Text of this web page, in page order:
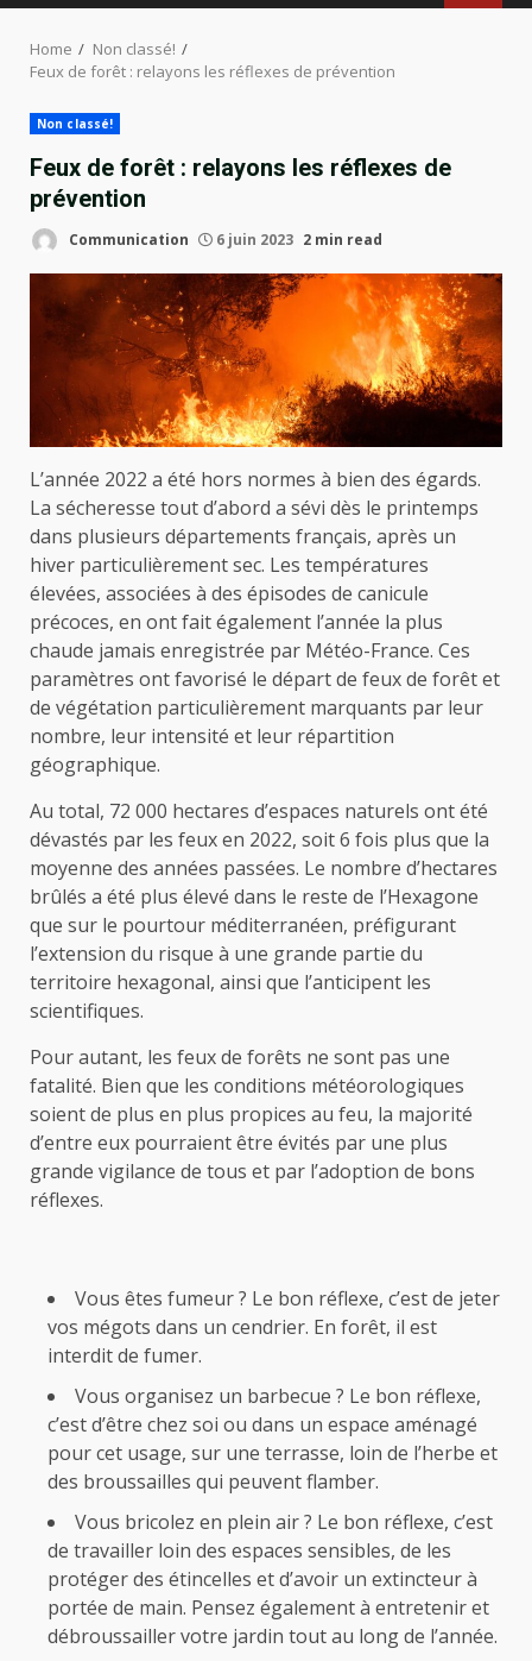
Home
Non classé!
Feux de forêt : relayons les réflexes de prévention
Non classé!
Feux de forêt : relayons les réflexes de
prévention
Communication 6 juin 2023 2 min read
L’année 2022 a été hors normes à bien des égards.
La sécheresse tout d’abord a sévi dès le printemps
dans plusieurs départements français, après un
hiver particulièrement sec. Les températures
élevées, associées à des épisodes de canicule
précoces, en ont fait également l’année la plus
chaude jamais enregistrée par Météo-France. Ces
paramètres ont favorisé le départ de feux de forêt et
de végétation particulièrement marquants par leur
nombre, leur intensité et leur répartition
géographique.
Au total, 72 000 hectares d’espaces naturels ont été
dévastés par les feux en 2022, soit 6 fois plus que la
moyenne des années passées. Le nombre d’hectares
brûlés a été plus élevé dans le reste de l’Hexagone
que sur le pourtour méditerranéen, préfigurant
l’extension du risque à une grande partie du
territoire hexagonal, ainsi que l’anticipent les
scientifiques.
Pour autant, les feux de forêts ne sont pas une
fatalité. Bien que les conditions météorologiques
soient de plus en plus propices au feu, la majorité
d’entre eux pourraient être évités par une plus
grande vigilance de tous et par l’adoption de bons
réflexes.
Vous êtes fumeur ? Le bon réflexe, c’est de jeter
vos mégots dans un cendrier. En forêt, il est
interdit de fumer.
Vous organisez un barbecue ? Le bon réflexe,
c’est d’être chez soi ou dans un espace aménagé
pour cet usage, sur une terrasse, loin de l’herbe et
des broussailles qui peuvent flamber.
Vous bricolez en plein air ? Le bon réflexe, c’est
de travailler loin des espaces sensibles, de les
protéger des étincelles et d’avoir un extincteur à
portée de main. Pensez également à entretenir et
débroussailler votre jardin tout au long de l’année.